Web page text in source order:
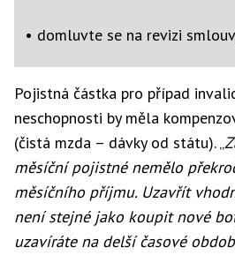
• domluvte se na revizi
placení pojistného
• u vybraných investičních
můžete požádat o odprodej
u kapitálových životních
výběr kapitálové hodnoty
Pojistná částka pro případ
neschopnosti by měla
(čistá mzda – dávky od státu). „
měsíční pojistné nemělo
měsíčního příjmu. Uzavřít
není stejné jako koupit nové
uzavíráte na delší časové